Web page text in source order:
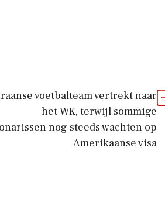
voetbalteam vertrekt naar
het WK, terwijl sommige
nog steeds wachten op
Amerikaanse visa